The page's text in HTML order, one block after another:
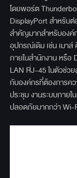
โดยพอร์ต
DisplayPort สำหรับ
สำคัญมากสำหรับองค์
อุปกรณ์เดิม เช่น เมาส์
ภายในสำนักงาน หรือ
LAN RJ-45 ในตัวช่ว
กับองค์กรที่ต้องการคว
ประชุม งานระบบภาย
ปลอดภัยมากกว่า Wi-